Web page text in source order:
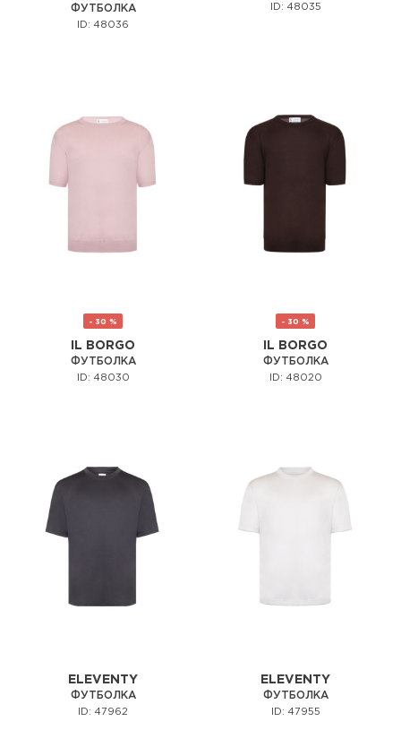
ФУТБОЛКА
ID: 48036
ID: 48035
- 30 %
IL BORGO
ФУТБОЛКА
ID: 48030
- 30 %
IL BORGO
ФУТБОЛКА
ID: 48020
ELEVENTY
ФУТБОЛКА
ID: 47962
ELEVENTY
ФУТБОЛКА
ID: 47955